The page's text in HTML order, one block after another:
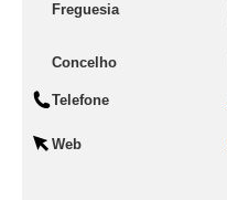
Freguesia
Concelho
Telefone
Web